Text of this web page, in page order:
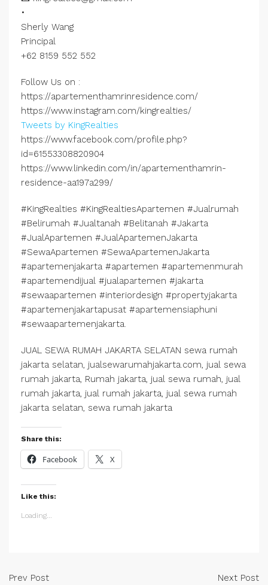
•
Sherly Wang
Principal
+62 8159 552 552
Follow Us on :
https://apartementhamrinresidence.com/
https://www.instagram.com/kingrealties/
Tweets by KingRealties
https://www.facebook.com/profile.php?
id=61553308820904
https://www.linkedin.com/in/apartementhamrin-
residence-aa197a299/
#KingRealties #KingRealtiesApartemen #Jualrumah
#Belirumah #Jualtanah #Belitanah #Jakarta
#JualApartemen #JualApartemenJakarta
#SewaApartemen #SewaApartemenJakarta
#apartemenjakarta #apartemen #apartemenmurah
#apartemendijual #jualapartemen #jakarta
#sewaapartemen #interiordesign #propertyjakarta
#apartemenjakartapusat #apartemensiaphuni
#sewaapartemenjakarta.
JUAL SEWA RUMAH JAKARTA SELATAN sewa rumah
jakarta selatan, jualsewarumahjakarta.com, jual sewa
rumah jakarta, Rumah jakarta, jual sewa rumah, jual
rumah jakarta, jual rumah jakarta, jual sewa rumah
jakarta selatan, sewa rumah jakarta
Share this:
Facebook X
Like this:
Loading...
Prev Post
Next Post